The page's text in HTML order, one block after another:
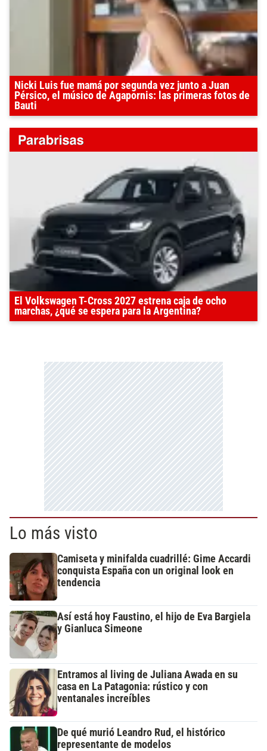
Nicki Luis fue mamá por segunda vez junto a Juan
Pérsico, el músico de Agapornis: las primeras fotos de
Bauti
El Volkswagen T-Cross 2027 estrena caja de ocho
marchas, ¿qué se espera para la Argentina?
Lo más visto
Camiseta y minifalda cuadrillé: Gime Accardi
conquista España con un original look en
tendencia
Así está hoy Faustino, el hijo de Eva Bargiela
y Gianluca Simeone
Entramos al living de Juliana Awada en su
casa en La Patagonia: rústico y con
ventanales increíbles
De qué murió Leandro Rud, el histórico
representante de modelos